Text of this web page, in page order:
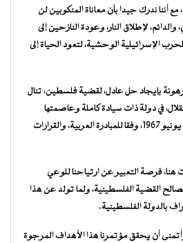
أننا ندرك جيدا بأن معاناة المنكوبين لن
لإطلاق النار، وعودة النازحين إلى
الإسرائيلية الوحشية، لتعود الحياة إلى
مرهونة بإيجاد حل عادل، لقضية فلسطين، تنال
في دولة ذات سيادة كاملة وعاصمتها
القدس الشرقية، على حدود 4 يونيو 1967، وفقا للمبادرة العربية، والقرارات
هنا، فرصة التعبير عن ارتياحنا للوعي
لصالح القضية الفلسطينية، ولما تولد عن هذا
بالدولة الفلسطينية.
أن يحقق مؤتمرنا هذا الأهداف المرجوة